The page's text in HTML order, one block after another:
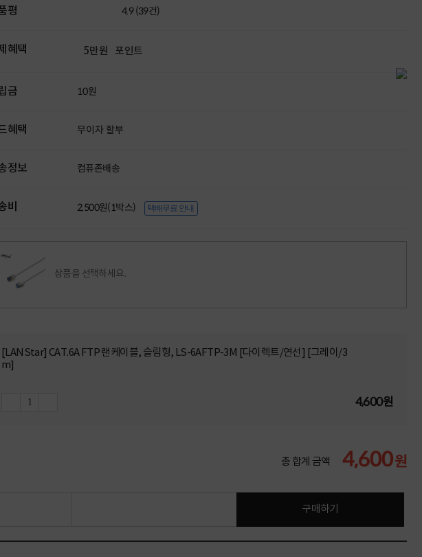
평 4.9 (39건)
혜택 5만원 포인트
금 10원
혜택 무이자 할부
정보 컴퓨존배송
비 2,500원(1박스) 택배무료 안내
상품을 선택하세요.
[LANStar] CAT.6A FTP 랜케이블, 슬림형, LS-6AFTP-3M [다이렉트/연선] [그레이/3
m]
4,600원
총 합계 금액 4,600원
구매하기